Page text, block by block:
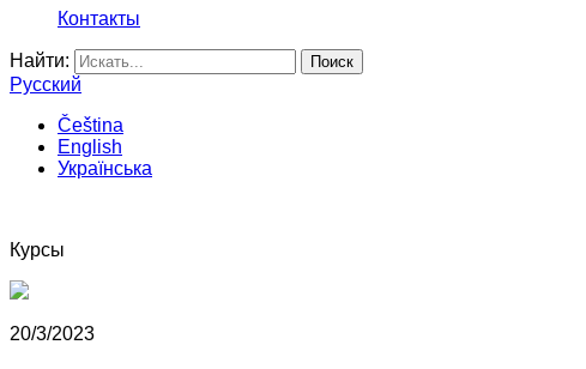
Контакты
Найти:
Русский
Čeština
English
Українська
Курсы
20/3/2023